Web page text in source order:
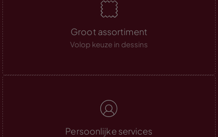
Groot assortiment
Volop keuze in dessins
Persoonlijke services